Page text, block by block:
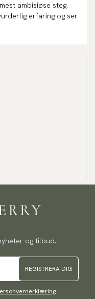
ambisiøse steg.
erfaring og ser
og tilbud.
REGISTRERA DIG